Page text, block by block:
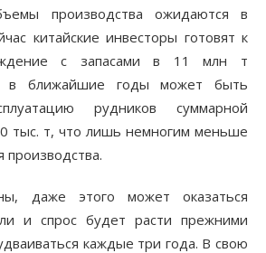
производства ожидаются в
китайские инвесторы готовят к
с запасами в 11 млн т
в ближайшие годы может быть
рудников суммарной
тыс. т, что лишь немногим меньше
даже этого может оказаться
и спрос будет расти прежними
каждые три года. В свою